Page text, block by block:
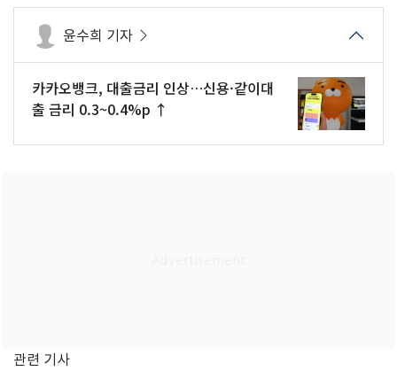
윤수희 기자
카카오뱅크, 대출금리 인상…신용·같이대
출 금리 0.3~0.4%p ↑
관련 기사